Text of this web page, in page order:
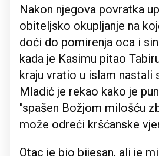
Nakon njegova povratka
obiteljsko okupljanje na
doći do pomirenja oca i
kada je Kasimu pitao
kraju vratio u islam nastali
Mladić je rekao kako je
"spašen Božjom milošću
može odreći kršćanske
Otac je bio bijesan, ali je